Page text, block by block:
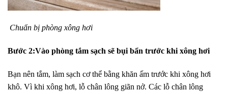
Chuẩn bị phòng xông hơi
Bước 2:Vào phòng tắm sạch sẽ bụi bẩn trước khi xông hơi
Bạn nên tắm, làm sạch cơ thể bằng khăn ấm trước khi xông hơi
khô. Vì khi xông hơi, lỗ chân lông giãn nở. Các lỗ chân lông